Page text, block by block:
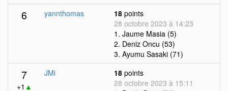
6 yannthomas 18 points
28 octobre 2023 à 14:23
1. Jaume Masia (5)
2. Deniz Oncu (53)
3. Ayumu Sasaki (71)
7
+1 ▲
JMi 18 points
28 octobre 2023 à 15:11